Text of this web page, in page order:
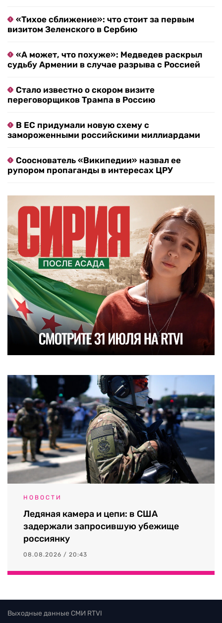
«Тихое сближение»: что стоит за первым
визитом Зеленского в Сербию
«А может, что похуже»: Медведев раскрыл
судьбу Армении в случае разрыва с Россией
Стало известно о скором визите
переговорщиков Трампа в Россию
В ЕС придумали новую схему с
замороженными российскими миллиардами
Сооснователь «Википедии» назвал ее
рупором пропаганды в интересах ЦРУ
НОВОСТИ
Ледяная камера и цепи: в США
задержали запросившую убежище
россиянку
08.08.2026 / 20:43
Выходные данные СМИ RTVI